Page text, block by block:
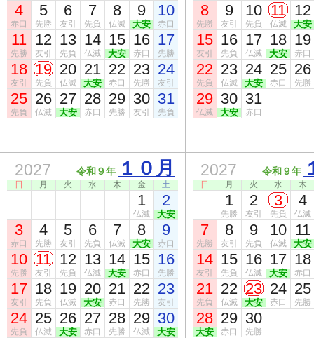
4
赤口
5
先勝
6
友引
7
先負
8
仏滅
9
大安
10
赤口
11
先勝
12
友引
13
先負
14
仏滅
15
大安
16
赤口
17
先勝
18
友引
19
先負
20
仏滅
21
大安
22
赤口
23
先勝
24
友引
25
先負
26
仏滅
27
大安
28
赤口
29
先勝
30
友引
31
先負
8
先勝
9
友引
10
先負
11
仏滅
12
大安
15
友引
16
先負
17
仏滅
18
大安
19
赤口
22
先負
23
仏滅
24
大安
25
赤口
26
先勝
29
仏滅
30
大安
31
赤口
2027 令和９年 １０月
日 月 火 水 木 金 土
1
仏滅
2
大安
3
赤口
4
先勝
5
友引
6
先負
7
仏滅
8
大安
9
赤口
10
先勝
11
友引
12
先負
13
仏滅
14
大安
15
赤口
16
先勝
17
友引
18
先負
19
仏滅
20
大安
21
赤口
22
先勝
23
友引
24
先負
25
仏滅
26
大安
27
赤口
28
先勝
29
仏滅
30
大安
2027 令和９年
日 月 火 水 木
1
先勝
2
友引
3
先負
4
仏滅
7
先勝
8
友引
9
先負
10
仏滅
11
大安
14
友引
15
先負
16
仏滅
17
大安
18
赤口
21
先負
22
仏滅
23
大安
24
赤口
25
先勝
28
大安
29
赤口
30
先勝